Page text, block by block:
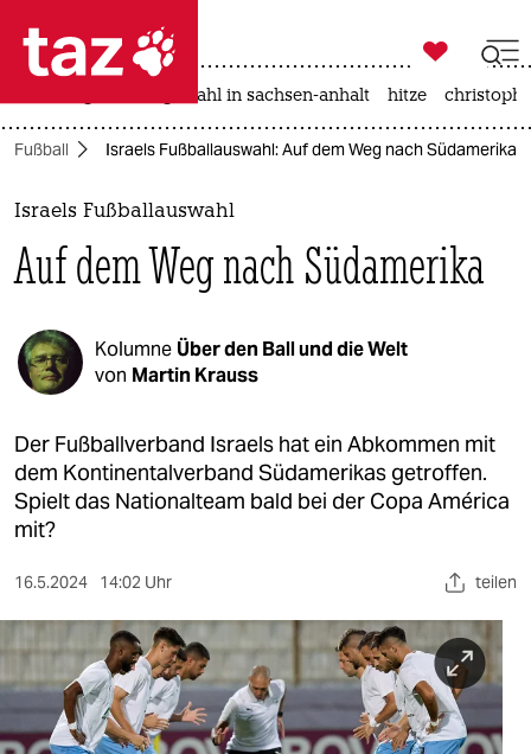
 taz zahl ich
taz zahl ich
themen
politik
öko
gesellschaft
kultur
sport
berlin
nord
wahrheit
verlag
verlag

taz zahl ich
landtagswahl in sachsen-anhalt hitze
Fußball Israels Fußballauswahl: Auf dem Weg nach Südamerika
Israels Fußballauswahl
Auf dem Weg nach Südamerika
Kolumne Über den Ball und die Welt
von Martin Krauss
Der Fußballverband Israels hat ein Abkommen mit
dem Kontinentalverband Südamerikas getroffen.
Spielt das Nationalteam bald bei der Copa América
mit?
16.5.2024 14:02 Uhr teilen